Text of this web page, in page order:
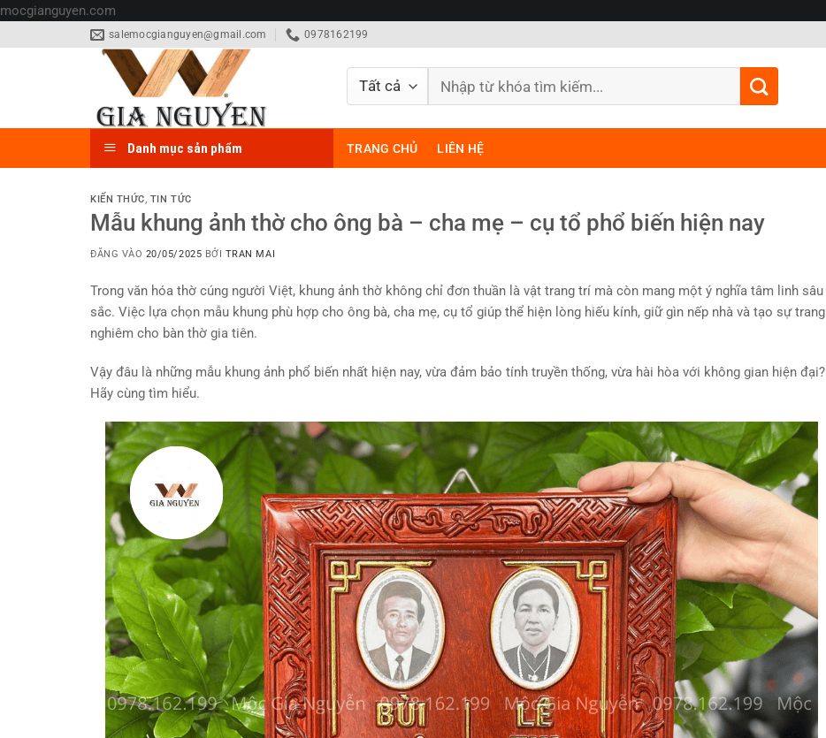
mocgianguyen.com
qua
nội
dung
salemocgianguyen@gmail.com 0978162199
Tìm
kiếm:
Danh mục sản phẩm TRANG CHỦ LIÊN HỆ
KIẾN THỨC, TIN TỨC
Mẫu khung ảnh thờ cho ông bà – cha mẹ – cụ tổ phổ biến hiện nay
ĐĂNG VÀO 20/05/2025 BỞI TRAN MAI
Trong văn hóa thờ cúng người Việt, khung ảnh thờ không chỉ đơn thuần là vật trang trí mà còn mang một ý nghĩa tâm linh sâu
sắc. Việc lựa chọn mẫu khung phù hợp cho ông bà, cha mẹ, cụ tổ giúp thể hiện lòng hiếu kính, giữ gìn nếp nhà và tạo sự trang
nghiêm cho bàn thờ gia tiên.
Vậy đâu là những mẫu khung ảnh phổ biến nhất hiện nay, vừa đảm bảo tính truyền thống, vừa hài hòa với không gian hiện đại?
Hãy cùng tìm hiểu.